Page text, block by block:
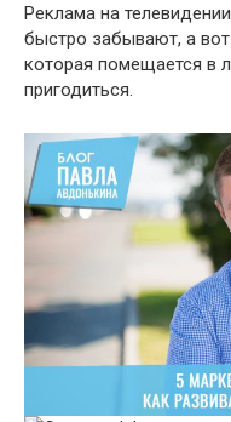
Реклама на
быстро забывают, а вот
которая помещается в
пригодиться.